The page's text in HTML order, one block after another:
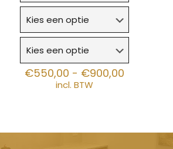
€550,00 - €900,00Prijsklasse:
incl. BTW